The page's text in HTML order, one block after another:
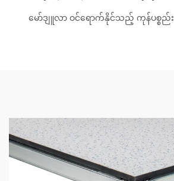
မော်ဒျူလာ ဝင်ရောက်နိုင်သည့် ကုန်ပစ္စည်း